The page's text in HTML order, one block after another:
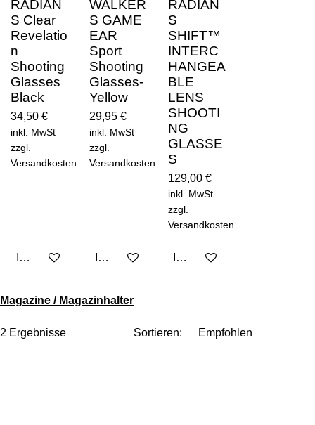
RADIAN
S Clear
Revelatio
n
Shooting
Glasses
Black
34,50 €
inkl. MwSt
zzgl.
Versandkosten
In den Warenkorb
WALKER
S GAME
EAR
Sport
Shooting
Glasses-
Yellow
29,95 €
inkl. MwSt
zzgl.
Versandkosten
In den Warenkorb
RADIAN
S
SHIFT™
INTERC
HANGEA
BLE
LENS
SHOOTI
NG
GLASSE
S
129,00 €
inkl. MwSt
zzgl.
Versandkosten
In den Warenkorb
Magazine / Magazinhalter
2 Ergebnisse Sortieren: